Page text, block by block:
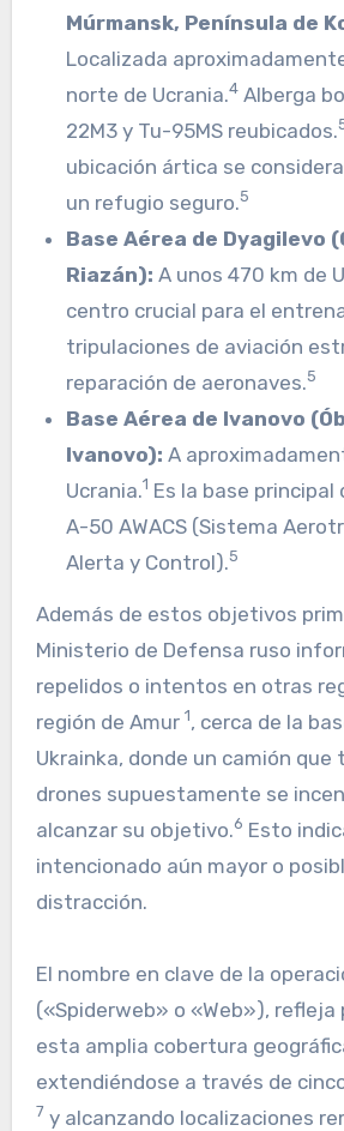
Múrmansk, Península de
Localizada
norte de Ucrania.4 Alberga
22M3 y Tu-95MS reubicados.
ubicación ártica se
un refugio seguro.5
Base Aérea de Dyagilevo
Riazán): A unos 470 km de
centro crucial para el
tripulaciones de aviación
reparación de aeronaves.5
Base Aérea de Ivanovo
Ivanovo): A
Ucrania.1 Es la base principal
A-50 AWACS (Sistema
Alerta y Control).5
Además de estos objetivos
Ministerio de Defensa ruso
repelidos o intentos en otras
región de Amur 1, cerca de la
Ukrainka, donde un camión
drones supuestamente se
alcanzar su objetivo.6 Esto
intencionado aún mayor o
distracción.
El nombre en clave de la
(«Spiderweb» o «Web»),
esta amplia cobertura
extendiéndose a través de
7 y alcanzando localizaciones